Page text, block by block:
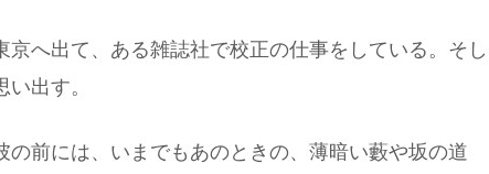
へ出て、ある雑誌社で校正の仕事をしている。そし
出す。
前には、いまでもあのときの、薄暗い藪や坂の道